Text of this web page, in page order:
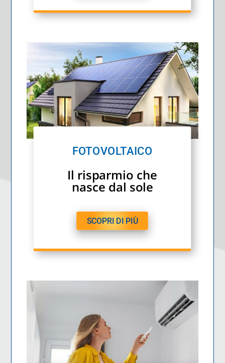
FOTOVOLTAICO
Il risparmio che
nasce dal sole
SCOPRI DI PIÙ